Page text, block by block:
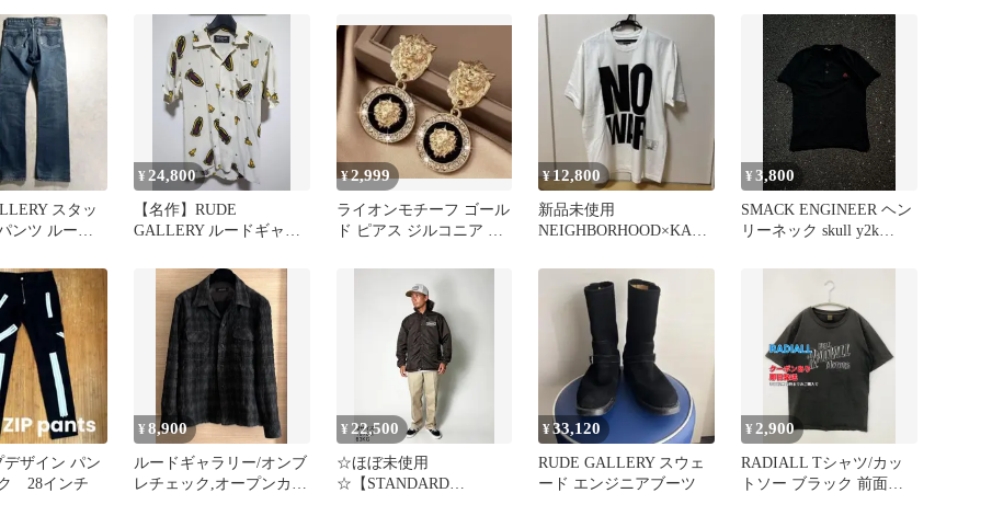
スタッ
ンツ ルード
¥ 24,800
【名作】RUDE
GALLERY ルードギャラ
ツ 3 白
¥2,999
ライオンモチーフ ゴール
ド ピアス ジルコニア ス
¥12,800
新品未使用
NEIGHBORHOOD×KATH
ーム
¥3,800
SMACK ENGINEER ヘン
リーネック skull y2k
デザイン パン
28インチ
¥8,900
ルードギャラリー/オンブ
レチェック,オープンカラ
¥22,500
☆ほぼ未使用
☆【STANDARD
¥33,120
RUDE GALLERY スウェ
ード エンジニアブーツ
¥2,900
RADIALL Tシャツ/カッ
トソー ブラック 前面プ